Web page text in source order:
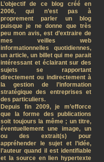
L’objectif de ce blog créé en
2006, qui n’est pas à
proprement parler un blog
puisque je ne donne que très
peu mon avis, est d’extraire de
mes veilles web
informationnelles quotidiennes,
un article, un billet qui me parait
intéressant et éclairant sur des
sujets se rapportant
directement ou indirectement à
la gestion de l’information
stratégique des entreprises et
des particuliers.
Depuis fin 2009, je m’efforce
que la forme des publications
soit toujours la même ; un titre,
éventuellement une image, un
ou des extrait(s) pour
appréhender le sujet et l’idée,
l’auteur quand il est identifiable
et la source en lien hypertexte